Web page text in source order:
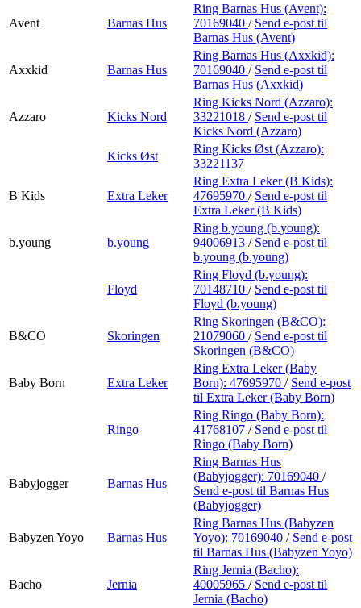
Avent Barnas Hus
Ring Barnas Hus (Avent):
70169040 / Send e-post til
Barnas Hus (Avent)
Axxkid Barnas Hus
Ring Barnas Hus (Axxkid):
70169040 / Send e-post til
Barnas Hus (Axxkid)
Azzaro Kicks Nord
Ring Kicks Nord (Azzaro):
33221018 / Send e-post til
Kicks Nord (Azzaro)
Kicks Øst
Ring Kicks Øst (Azzaro):
33221137
B Kids Extra Leker
Ring Extra Leker (B Kids):
47695970 / Send e-post til
Extra Leker (B Kids)
b.young b.young
Ring b.young (b.young):
94006913 / Send e-post til
b.young (b.young)
Floyd
Ring Floyd (b.young):
70148710 / Send e-post til
Floyd (b.young)
B&CO Skoringen
Ring Skoringen (B&CO):
21079060 / Send e-post til
Skoringen (B&CO)
Baby Born Extra Leker
Ring Extra Leker (Baby
Born): 47695970 / Send e-post
til Extra Leker (Baby Born)
Ringo
Ring Ringo (Baby Born):
41768107 / Send e-post til
Ringo (Baby Born)
Babyjogger Barnas Hus
Ring Barnas Hus
(Babyjogger): 70169040 /
Send e-post til Barnas Hus
(Babyjogger)
Babyzen Yoyo Barnas Hus
Ring Barnas Hus (Babyzen
Yoyo): 70169040 / Send e-post
til Barnas Hus (Babyzen Yoyo)
Bacho Jernia
Ring Jernia (Bacho):
40005965 / Send e-post til
Jernia (Bacho)